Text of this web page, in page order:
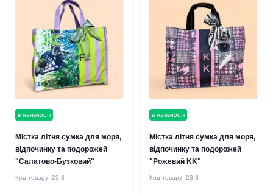
в наявності
Містка літня сумка для моря,
відпочинку та подорожей
"Салатово-Бузковий"
Код товару: 23-3
в наявності
Містка літня сумка для моря,
відпочинку та подорожей
"Рожевий KK"
Код товару: 23-3